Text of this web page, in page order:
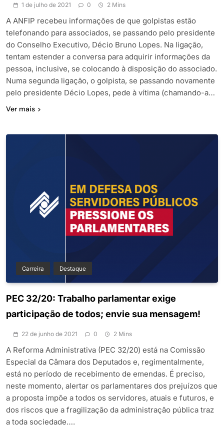
1 de julho de 2021 0 2 Mins
A ANFIP recebeu informações de que golpistas estão
telefonando para associados, se passando pelo presidente
do Conselho Executivo, Décio Bruno Lopes. Na ligação,
tentam estender a conversa para adquirir informações da
pessoa, inclusive, se colocando à disposição do associado.
Numa segunda ligação, o golpista, se passando novamente
pelo presidente Décio Lopes, pede à vítima (chamando-a…
Ver mais
Carreira Destaque
PEC 32/20: Trabalho parlamentar exige
participação de todos; envie sua mensagem!
22 de junho de 2021 0 2 Mins
A Reforma Administrativa (PEC 32/20) está na Comissão
Especial da Câmara dos Deputados e, regimentalmente,
está no período de recebimento de emendas. É preciso,
neste momento, alertar os parlamentares dos prejuízos que
a proposta impõe a todos os servidores, atuais e futuros, e
dos riscos que a fragilização da administração pública traz
a toda sociedade….